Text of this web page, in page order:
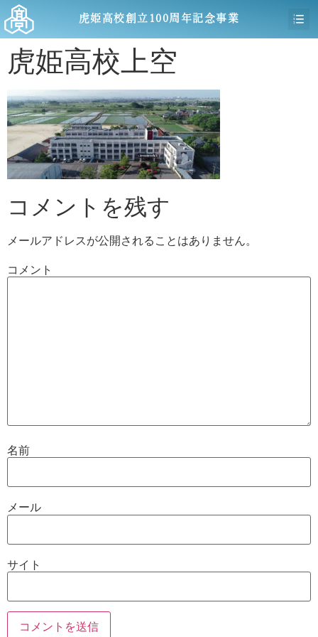
虎姫高校創立100周年記念事業
虎姫高校上空
コメントを残す
メールアドレスが公開されることはありません。
コメント
名前
メール
サイト